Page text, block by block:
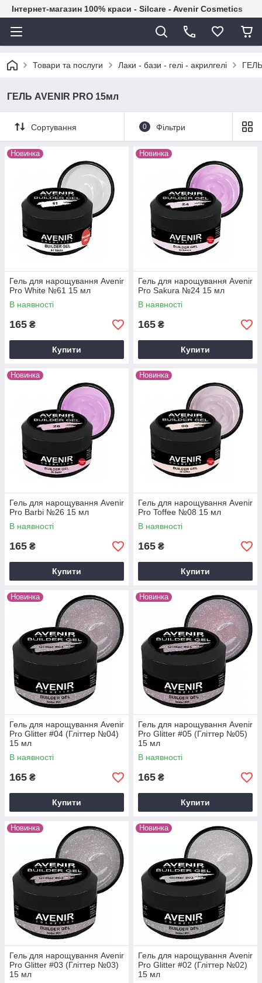
Інтернет-магазин 100% краси - Silcare - Avenir Cosmetics
Товари та послуги Лаки - бази - гелі - акрилгелі
ГЕЛЬ AVENIR PRO 15мл
Сортування 0 Фільтри
Новинка
Гель для нарощування Avenir
Pro White №61 15 мл
В наявності
165 ₴
Купити
Новинка
Гель для нарощування Avenir
Pro Sakura №24 15 мл
В наявності
165 ₴
Купити
Новинка
Гель для нарощування Avenir
Pro Barbi №26 15 мл
В наявності
165 ₴
Купити
Новинка
Гель для нарощування Avenir
Pro Toffee №08 15 мл
В наявності
165 ₴
Купити
Новинка
Гель для нарощування Avenir
Pro Glitter #04 (Гліттер №04)
15 мл
В наявності
165 ₴
Купити
Новинка
Гель для нарощування Avenir
Pro Glitter #05 (Гліттер №05)
15 мл
В наявності
165 ₴
Купити
Новинка
Гель для нарощування Avenir
Pro Glitter #03 (Гліттер №03)
15 мл
Новинка
Гель для нарощування Avenir
Pro Glitter #02 (Гліттер №02)
15 мл